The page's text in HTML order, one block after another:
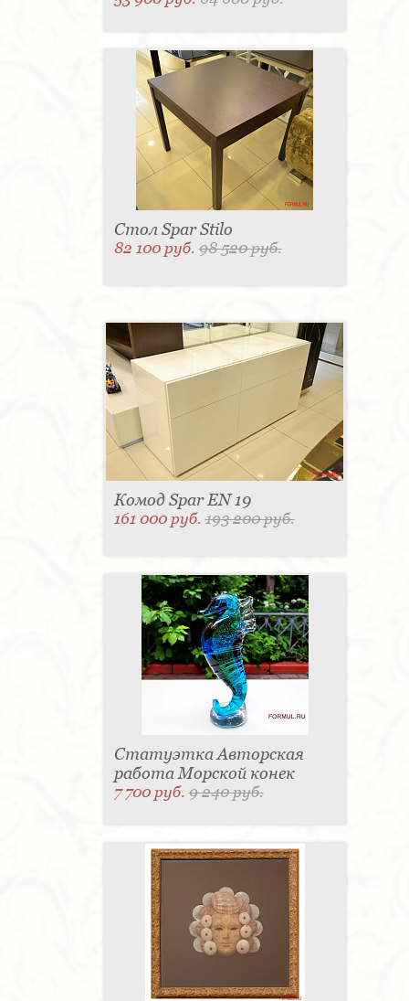
Стол Spar Stilo
82 100 руб.98 520 руб.
Комод Spar EN 19
161 000 руб.193 200 руб.
Статуэтка Авторская
работа Морской конек
7 700 руб.9 240 руб.